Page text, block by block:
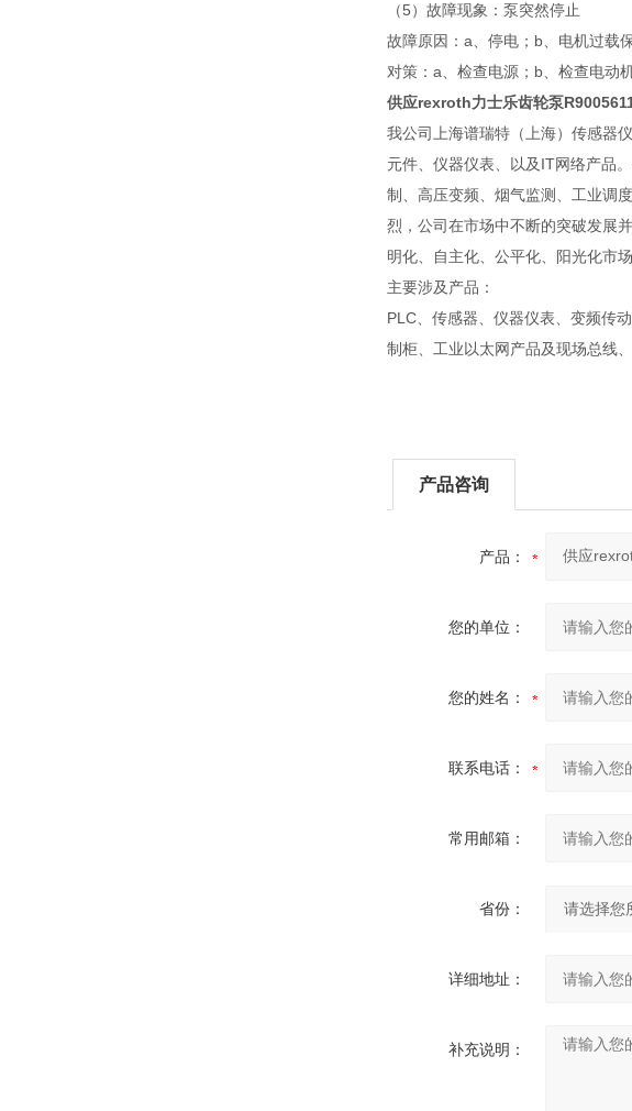
（5）故障现象：泵突然停止
故障原因：a、停电；b、电机过载
对策：a、检查电源；b、检查电动
供应rexroth力士乐齿轮泵
我公司上海谱瑞特（上海）传感器
元件、仪器仪表、以及IT网络产品
制、高压变频、烟气监测、工业调
烈，公司在市场中不断的突破发展
明化、自主化、公平化、阳光化市
主要涉及产品：
PLC、传感器、仪器仪表、变频传
制柜、工业以太网产品及现场总线、
产品咨询
产品：
您的单位：
您的姓名：
联系电话：
常用邮箱：
省份：
详细地址：
补充说明：